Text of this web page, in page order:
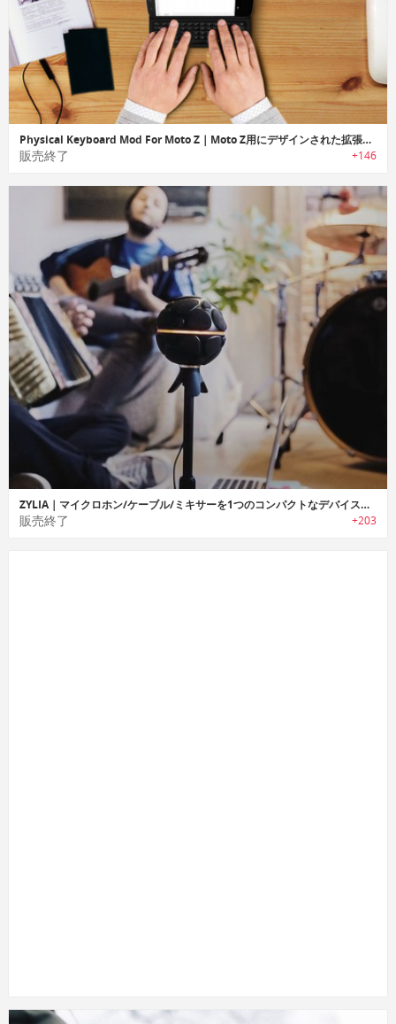
Physical Keyboard Mod For Moto Z｜Moto Z用にデザインされた拡張QWERTY キーボード「フィジカルキーボードモッド」
販売終了 +146
ZYLIA｜マイクロホン/ケーブル/ミキサーを1つのコンパクトなデバイスに集約したポータブルレコーディングスタジオ「ジリア」
販売終了 +203